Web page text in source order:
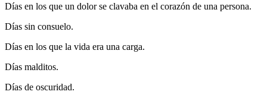
Días en los que un dolor se clavaba en el corazón de una persona.
Días sin consuelo.
Días en los que la vida era una carga.
Días malditos.
Días de oscuridad.